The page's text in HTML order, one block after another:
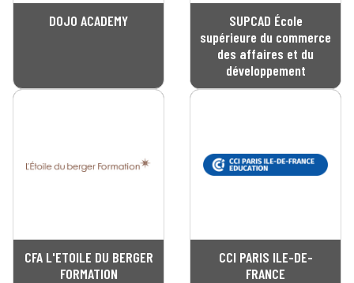
DOJO ACADEMY
SUPCAD École
supérieure du commerce
des affaires et du
développement
CFA L'ETOILE DU BERGER
FORMATION
CCI PARIS ILE-DE-
FRANCE